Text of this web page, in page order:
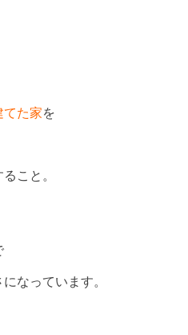
てた家を
ること。
なっています。